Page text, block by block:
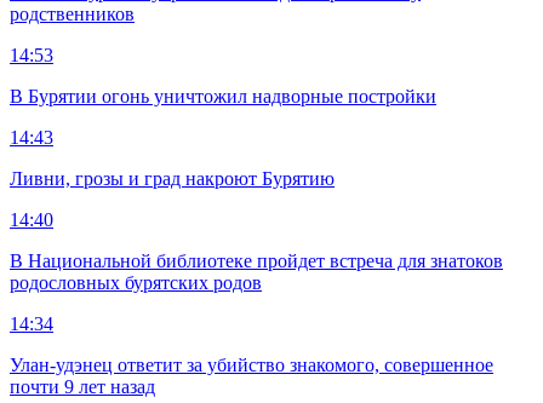
родственников
14:53
В Бурятии огонь уничтожил надворные постройки
14:43
Ливни, грозы и град накроют Бурятию
14:40
В Национальной библиотеке пройдет встреча для знатоков
родословных бурятских родов
14:34
Улан-удэнец ответит за убийство знакомого, совершенное
почти 9 лет назад